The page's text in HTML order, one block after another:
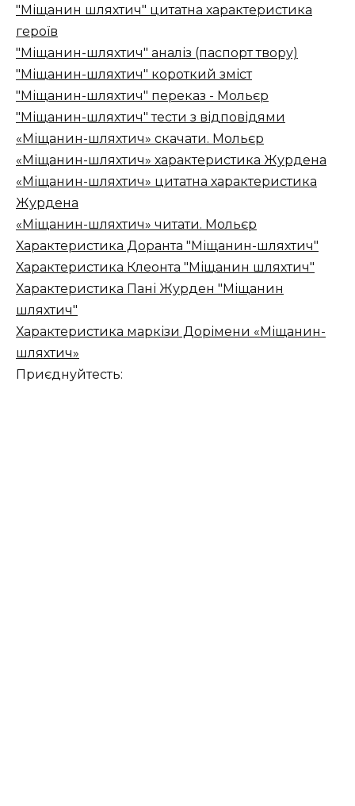
"Міщанин шляхтич" цитатна характеристика
героїв
"Міщанин-шляхтич" аналіз (паспорт твору)
"Міщанин-шляхтич" короткий зміст
"Міщанин-шляхтич" переказ - Мольєр
"Міщанин-шляхтич" тести з відповідями
«Міщанин-шляхтич» скачати. Мольєр
«Міщанин-шляхтич» характеристика Журдена
«Міщанин-шляхтич» цитатна характеристика
Журдена
«Міщанин-шляхтич» читати. Мольєр
Характеристика Доранта "Міщанин-шляхтич"
Характеристика Клеонта "Міщанин шляхтич"
Характеристика Пані Журден "Міщанин
шляхтич"
Характеристика маркізи Дорімени «Міщанин-
шляхтич»
Приєднуйтесть: